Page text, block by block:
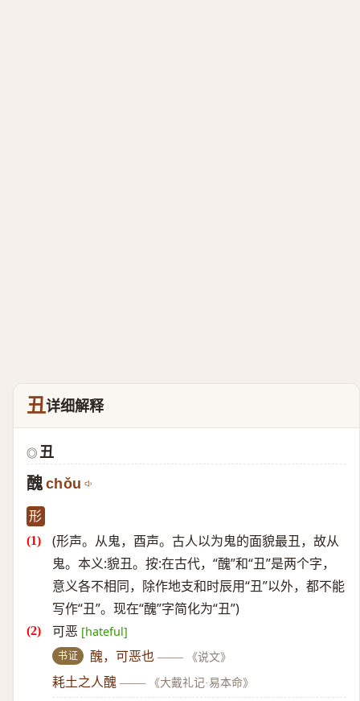
丑详细解释
◎ 丑
醜 chǒu
形
(形声。从鬼，酉声。古人以为鬼的面貌最丑，故从
鬼。本义:貌丑。按:在古代，“醜”和“丑”是两个字，
意义各不相同，除作地支和时辰用“丑”以外，都不能
写作“丑”。现在“醜”字简化为“丑”)
可恶 [hateful]
书证 醜，可恶也 —— 《说文》
耗土之人醜 —— 《大戴礼记·易本命》